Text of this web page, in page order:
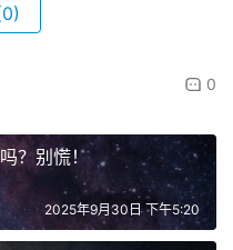
0
？别慌！
2025年9月30日 下午5:20